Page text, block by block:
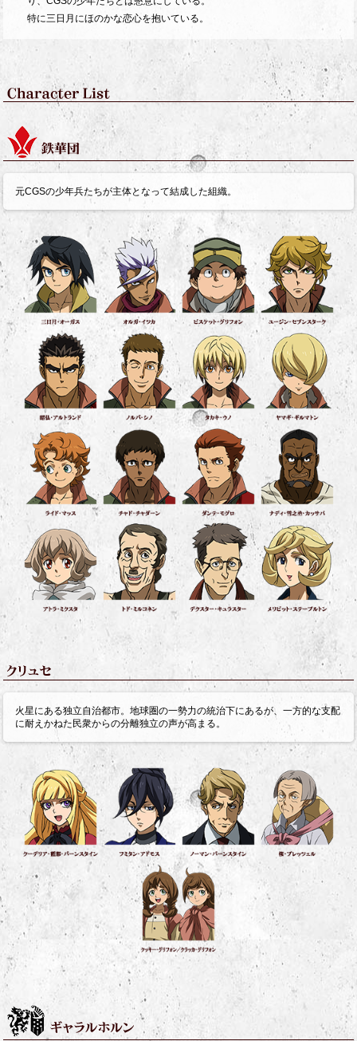
特に三日月にほのかな恋心を抱いている。
元CGSの少年兵たちが主体となって結成した組織。
火星にある独立自治都市。地球圏の一勢力の統治下にあるが、一方的な支配
に耐えかねた民衆からの分離独立の声が高まる。